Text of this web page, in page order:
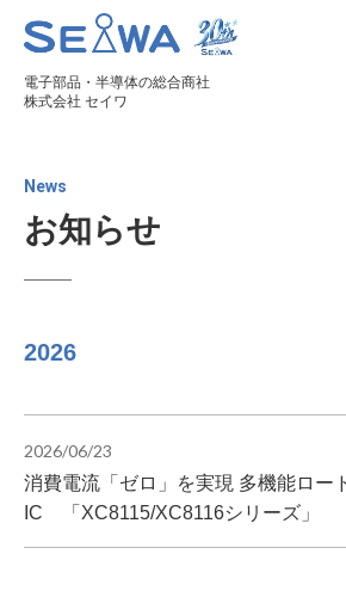
電子部品・半導体の総合商社
株式会社 セイワ
News
お知らせ
2026
2026/06/23
消費電流「ゼロ」を実現 多機能ロー
IC 「XC8115/XC8116シリーズ」